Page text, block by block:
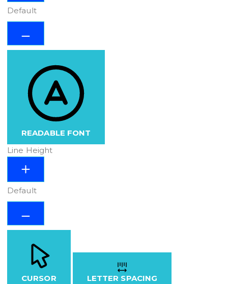
Default
READABLE FONT
Line Height
Default
CURSOR LETTER SPACING